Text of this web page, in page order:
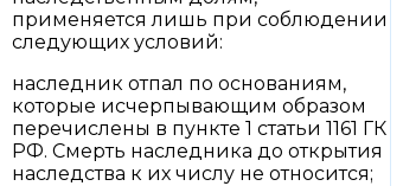
применяется лишь при соблюдении
следующих условий:
наследник отпал по основаниям,
которые исчерпывающим образом
перечислены в пункте 1 статьи 1161 ГК
РФ. Смерть наследника до открытия
наследства к их числу не относится;